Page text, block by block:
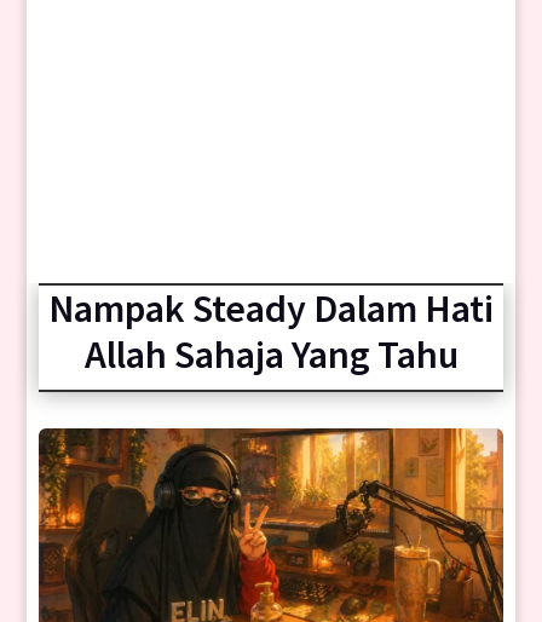
Nampak Steady Dalam Hati
Allah Sahaja Yang Tahu